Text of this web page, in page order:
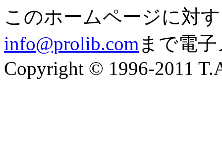
このホームページに対
info@prolib.comまで電
Copyright © 1996-2011